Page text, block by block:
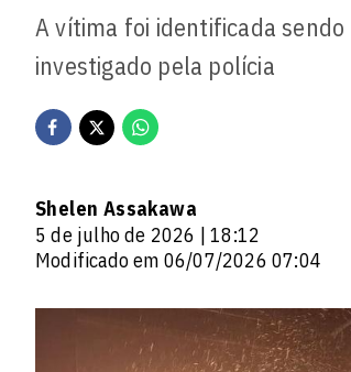
A vítima foi identificada
investigado pela polícia
Shelen Assakawa
5 de julho de 2026 | 18:12
Modificado em 06/07/2026 07:04